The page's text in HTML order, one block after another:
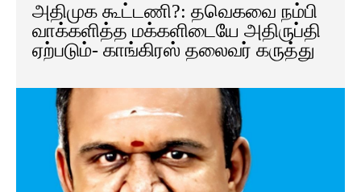
அதிமுக கூட்டணி?: தவெகவை நம்பி
வாக்களித்த மக்களிடையே அதிருப்தி
ஏற்படும்- காங்கிரஸ் தலைவர் கருத்து